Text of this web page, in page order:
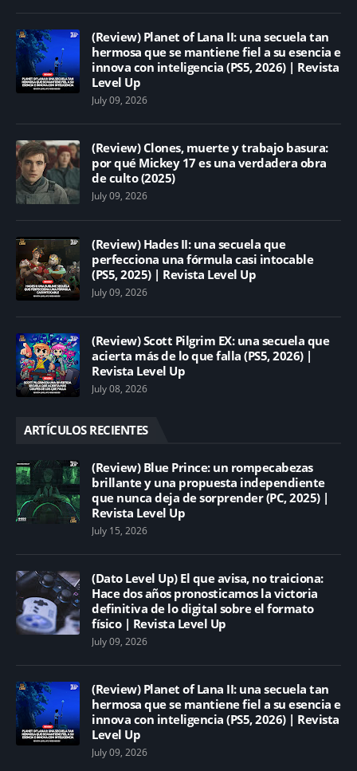
(Review) Planet of Lana II: una secuela tan
hermosa que se mantiene fiel a su esencia e
innova con inteligencia (PS5, 2026) | Revista
Level Up
July 09, 2026
(Review) Clones, muerte y trabajo basura:
por qué Mickey 17 es una verdadera obra
de culto (2025)
July 09, 2026
(Review) Hades II: una secuela que
perfecciona una fórmula casi intocable
(PS5, 2025) | Revista Level Up
July 09, 2026
(Review) Scott Pilgrim EX: una secuela que
acierta más de lo que falla (PS5, 2026) |
Revista Level Up
July 08, 2026
ARTÍCULOS RECIENTES
(Review) Blue Prince: un rompecabezas
brillante y una propuesta independiente
que nunca deja de sorprender (PC, 2025) |
Revista Level Up
July 15, 2026
(Dato Level Up) El que avisa, no traiciona:
Hace dos años pronosticamos la victoria
definitiva de lo digital sobre el formato
físico | Revista Level Up
July 09, 2026
(Review) Planet of Lana II: una secuela tan
hermosa que se mantiene fiel a su esencia e
innova con inteligencia (PS5, 2026) | Revista
Level Up
July 09, 2026